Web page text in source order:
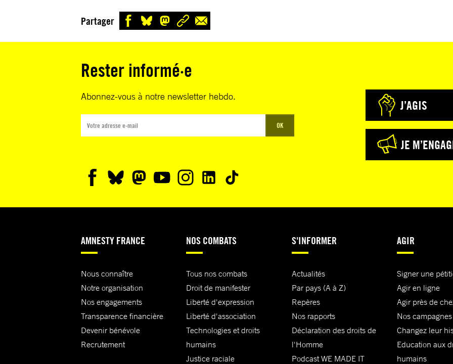
Partager
Rester informé·e
Abonnez-vous à notre newsletter hebdo.
OK
J’AGIS
JE
AMNESTY FRANCE
Nous connaître
Notre organisation
Nos engagements
Transparence financière
Devenir bénévole
Recrutement
NOS COMBATS
Tous nos combats
Droit de manifester
Liberté d'expression
Liberté d'association
Technologies et droits
humains
Justice raciale
S'INFORMER
Actualités
Par pays (A à Z)
Repères
Nos rapports
Déclaration des droits de
l'Homme
Podcast WE MADE IT
AGIR
Signer une
Agir en ligne
Agir près de
Nos campagnes
Changez leur
Education aux
humains